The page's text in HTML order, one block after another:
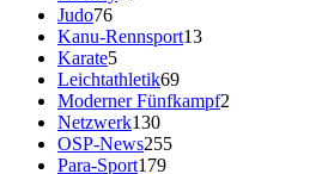
Judo76
Kanu-Rennsport13
Karate5
Leichtathletik69
Moderner Fünfkampf2
Netzwerk130
OSP-News255
Para-Sport179